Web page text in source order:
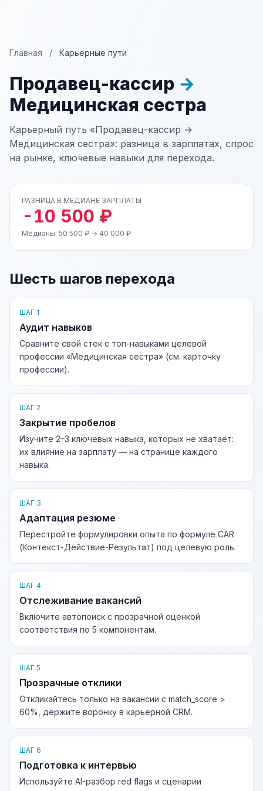
Главная / Карьерные пути
Продавец-кассир →
Медицинская сестра
Карьерный путь «Продавец-кассир →
Медицинская сестра»: разница в зарплатах, спрос
на рынке, ключевые навыки для перехода.
РАЗНИЦА В МЕДИАНЕ ЗАРПЛАТЫ
-10 500 ₽
Медианы: 50 500 ₽ → 40 000 ₽
Шесть шагов перехода
ШАГ 1
Аудит навыков
Сравните свой стек с топ-навыками целевой
профессии «Медицинская сестра» (см. карточку
профессии).
ШАГ 2
Закрытие пробелов
Изучите 2–3 ключевых навыка, которых не хватает:
их влияние на зарплату — на странице каждого
навыка.
ШАГ 3
Адаптация резюме
Перестройте формулировки опыта по формуле CAR
(Контекст-Действие-Результат) под целевую роль.
ШАГ 4
Отслеживание вакансий
Включите автопоиск с прозрачной оценкой
соответствия по 5 компонентам.
ШАГ 5
Прозрачные отклики
Откликайтесь только на вакансии с match_score >
60%, держите воронку в карьерной CRM.
ШАГ 6
Подготовка к интервью
Используйте AI-разбор red flags и сценарии